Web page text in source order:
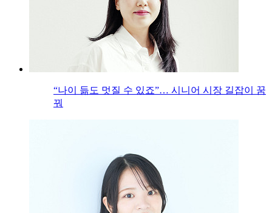
“나이 듦도 멋질 수 있죠”… 시니어 시장 길잡이 꿈
꿔